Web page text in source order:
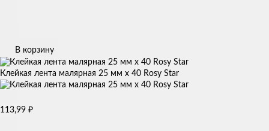
В корзину
Клейкая лента малярная 25 мм х 40 Rosy Star
113,99 ₽